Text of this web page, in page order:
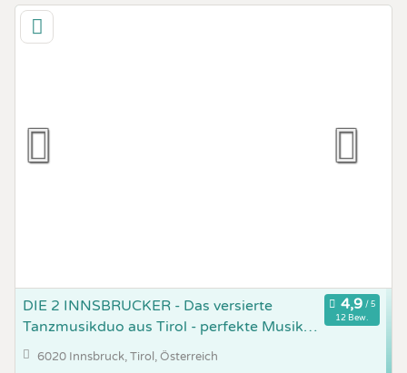
DIE 2 INNSBRUCKER - Das versierte
Tanzmusikduo aus Tirol - perfekte Musik
von den 60ern bis heute
12 Bew.
6020 Innsbruck, Tirol, Österreich